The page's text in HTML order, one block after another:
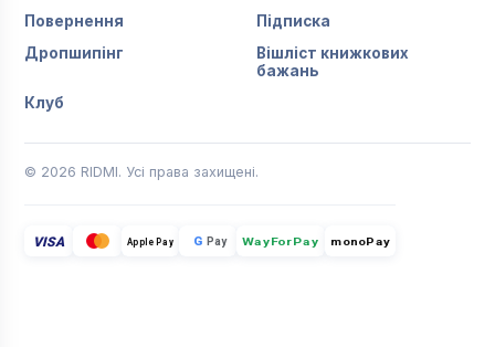
Повернення
Підписка
Дропшипінг
Вішліст книжкових
бажань
Клуб
© 2026 RIDMI. Усі права захищені.
VISA Apple Pay G Pay WayForPay monoPay